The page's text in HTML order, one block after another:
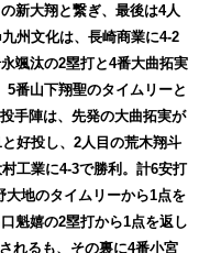
新大翔と繋ぎ、最後は4人
州文化は、長崎商業に4-2
颯汰の2塁打と4番大曲拓実
番山下翔聖のタイムリーと
手陣は、先発の大曲拓実が
好投し、2人目の荒木翔斗
工業に4-3で勝利。計6安打
大地のタイムリーから1点を
魁嬉の2塁打から1点を返し
れるも、その裏に4番小宮